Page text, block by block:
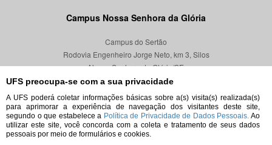
UFS preocupa-se com a sua privacidade
A UFS poderá coletar informações básicas sobre a(s) visita(s) realizada(s)
para aprimorar a experiência de navegação dos visitantes deste site,
segundo o que estabelece a Política de Privacidade de Dados Pessoais. Ao
utilizar este site, você concorda com a coleta e tratamento de seus dados
pessoais por meio de formulários e cookies.
Campus Nossa Senhora da Glória
Campus do Sertão
Rodovia Engenheiro Jorge Neto, km 3, Silos
Nossa Senhora da Glória/SE
CEP 49680-000
Localização